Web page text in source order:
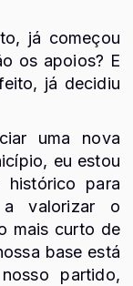
já começou
os apoios? E
já decidiu
uma nova
eu estou
histórico para
a valorizar o
mais curto de
base está
partido,